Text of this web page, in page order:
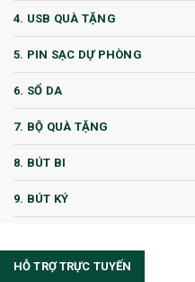
4. USB QUÀ TẶNG
5. PIN SẠC DỰ PHÒNG
6. SỔ DA
7. BỘ QUÀ TẶNG
8. BÚT BI
9. BÚT KÝ
11. CỐC/BÌNH GIỮ NHIỆT
HỖ TRỢ TRỰC TUYẾN